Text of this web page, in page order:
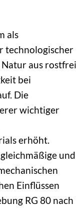
als
technologischer
Natur aus rostfrei
bei
Die
wichtiger
erhöht.
und
Einflüssen
RG 80 nach